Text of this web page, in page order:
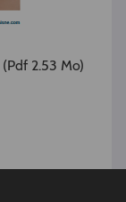
(Pdf 2.53 Mo)